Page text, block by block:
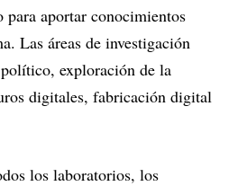
para aportar conocimientos
Las áreas de investigación
exploración de la
digitales, fabricación digital
los laboratorios, los